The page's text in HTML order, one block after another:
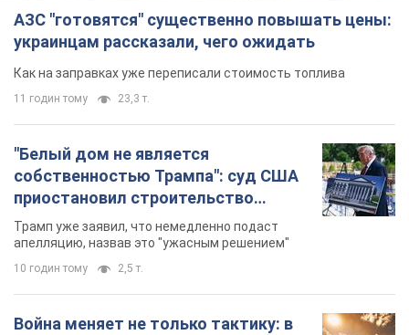
АЗС "готовятся" существенно повышать цены:
украинцам рассказали, чего ожидать
Как на заправках уже переписали стоимость топлива
11 годин тому 23,3 т.
"Белый дом не является
собственностью Трампа": суд США
приостановил строительство
бального зала стоимостью 400 млн
долларов
Трамп уже заявил, что немедленно подаст
апелляцию, назвав это "ужасным решением"
10 годин тому 2,5 т.
Война меняет не только тактику: в